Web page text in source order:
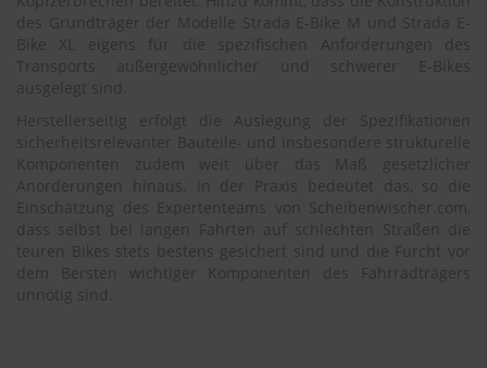
S
c
w
ä
m
e
T
ü
c
h
e
des Grundträger der Modelle Strada E-Bike M und Strada E-
Bike XL eigens für die spezifischen Anforderungen des
Transports außergewöhnlicher und schwerer E-Bikes
ausgelegt sind.
Herstellerseitig erfolgt die Auslegung der Spezifikationen
sicherheitsrelevanter Bauteile- und insbesondere strukturelle
Komponenten zudem weit über das Maß gesetzlicher
Anorderungen hinaus. In der Praxis bedeutet das, so die
Einschätzung des Expertenteams von Scheibenwischer.com,
dass selbst bei langen Fahrten auf schlechten Straßen die
teuren Bikes stets bestens gesichert sind und die Furcht vor
dem Bersten wichtiger Komponenten des Fahrradträgers
unnötig sind.